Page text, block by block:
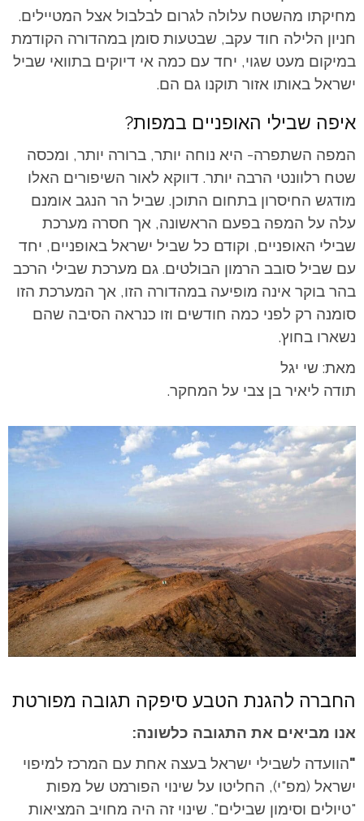
מחיקתו מהשטח עלולה לגרום לבלבול אצל המטיילים.
חניון הלילה חוד עקב, שבטעות סומן במהדורה הקודמת
במיקום מעט שגוי, יחד עם כמה אי דיוקים בתוואי שביל
ישראל באותו אזור תוקנו גם הם.
איפה שבילי האופניים במפות?
המפה השתפרה- היא נוחה יותר, ברורה יותר, ומכסה
שטח רלוונטי הרבה יותר. דווקא לאור השיפורים האלו
מודגש החיסרון בתחום התוכן. שביל הר הנגב אומנם
עלה על המפה בפעם הראשונה, אך חסרה מערכת
שבילי האופניים, וקודם כל שביל ישראל באופניים, יחד
עם שביל סובב הרמון הבולטים. גם מערכת שבילי הרכב
בהר בוקר אינה מופיעה במהדורה הזו, אך המערכת הזו
סומנה רק לפני כמה חודשים וזו כנראה הסיבה שהם
נשארו בחוץ.
מאת: שי יגל
תודה ליאיר בן צבי על המחקר.
החברה להגנת הטבע סיפקה תגובה מפורטת
אנו מביאים את התגובה כלשונה:
"הוועדה לשבילי ישראל בעצה אחת עם המרכז למיפוי
ישראל (מפ"י), החליטו על שינוי הפורמט של מפות
"טיולים וסימון שבילים". שינוי זה היה מחויב המציאות